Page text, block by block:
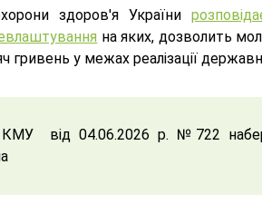
здоров'я України
на яких, дозволить
гривень у межах реалізації
від 04.06.2026 р. №722